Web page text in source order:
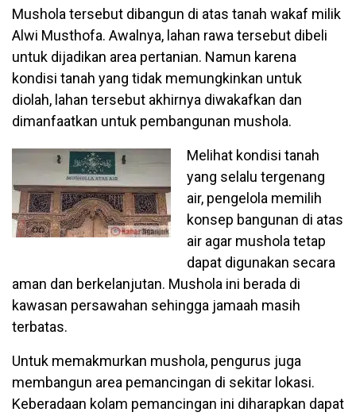
Mushola tersebut dibangun di atas tanah wakaf milik
Alwi Musthofa. Awalnya, lahan rawa tersebut dibeli
untuk dijadikan area pertanian. Namun karena
kondisi tanah yang tidak memungkinkan untuk
diolah, lahan tersebut akhirnya diwakafkan dan
dimanfaatkan untuk pembangunan mushola.
Melihat kondisi tanah
yang selalu tergenang
air, pengelola memilih
konsep bangunan di atas
air agar mushola tetap
dapat digunakan secara
aman dan berkelanjutan. Mushola ini berada di
kawasan persawahan sehingga jamaah masih
terbatas.
Untuk memakmurkan mushola, pengurus juga
membangun area pemancingan di sekitar lokasi.
Keberadaan kolam pemancingan ini diharapkan dapat